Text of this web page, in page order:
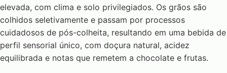
elevada, com clima e solo privilegiados. Os grãos são
colhidos seletivamente e passam por processos
cuidadosos de pós-colheita, resultando em uma bebida de
perfil sensorial único, com doçura natural, acidez
equilibrada e notas que remetem a chocolate e frutas.